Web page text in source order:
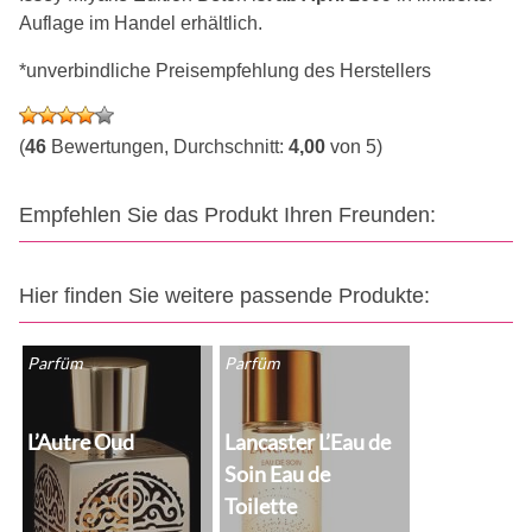
Auflage im Handel erhältlich.
*unverbindliche Preisempfehlung des Herstellers
(46 Bewertungen, Durchschnitt: 4,00 von 5)
Empfehlen Sie das Produkt Ihren Freunden:
Hier finden Sie weitere passende Produkte:
Parfüm
L’Autre Oud
Parfüm
Lancaster L’Eau de
Soin Eau de
Toilette